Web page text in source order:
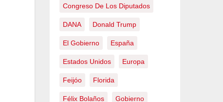
Congreso De Los Diputados
DANA Donald Trump
El Gobierno España
Estados Unidos Europa
Feijóo Florida
Félix Bolaños Gobierno